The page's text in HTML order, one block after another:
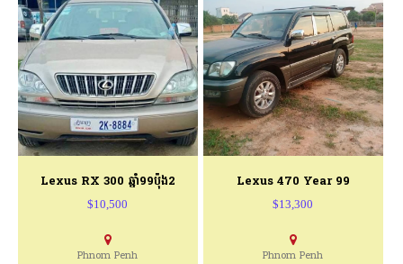
Lexus RX 300 ឆ្នាំ99ប៉ុង2
$10,500
Phnom Penh
Lexus 470 Year 99
$13,300
Phnom Penh